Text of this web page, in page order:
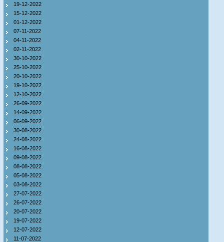
19-12-2022
15-12-2022
01-12-2022
07-11-2022
04-11-2022
02-11-2022
30-10-2022
25-10-2022
20-10-2022
19-10-2022
12-10-2022
26-09-2022
14-09-2022
06-09-2022
30-08-2022
24-08-2022
16-08-2022
09-08-2022
08-08-2022
05-08-2022
03-08-2022
27-07-2022
26-07-2022
20-07-2022
19-07-2022
12-07-2022
11-07-2022